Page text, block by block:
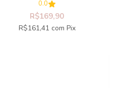
0.0
R$169,90
R$161,41 com Pix